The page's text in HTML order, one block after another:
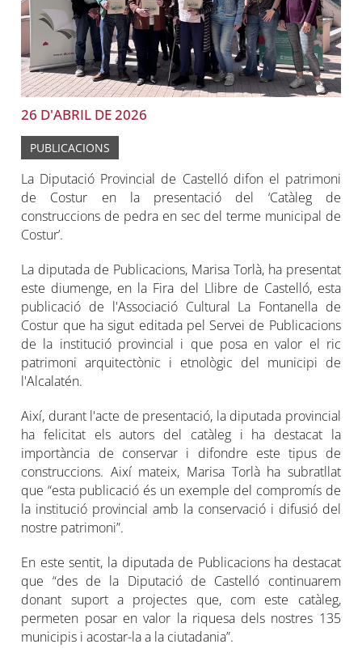
26 D'ABRIL DE 2026
PUBLICACIONS
La Diputació Provincial de Castelló difon el patrimoni
de Costur en la presentació del ‘Catàleg de
construccions de pedra en sec del terme municipal de
Costur’.
La diputada de Publicacions, Marisa Torlà, ha presentat
este diumenge, en la Fira del Llibre de Castelló, esta
publicació de l'Associació Cultural La Fontanella de
Costur que ha sigut editada pel Servei de Publicacions
de la institució provincial i que posa en valor el ric
patrimoni arquitectònic i etnològic del municipi de
l'Alcalatén.
Així, durant l'acte de presentació, la diputada provincial
ha felicitat els autors del catàleg i ha destacat la
importància de conservar i difondre este tipus de
construccions. Així mateix, Marisa Torlà ha subratllat
que “esta publicació és un exemple del compromís de
la institució provincial amb la conservació i difusió del
nostre patrimoni”.
En este sentit, la diputada de Publicacions ha destacat
que “des de la Diputació de Castelló continuarem
donant suport a projectes que, com este catàleg,
permeten posar en valor la riquesa dels nostres 135
municipis i acostar-la a la ciutadania”.